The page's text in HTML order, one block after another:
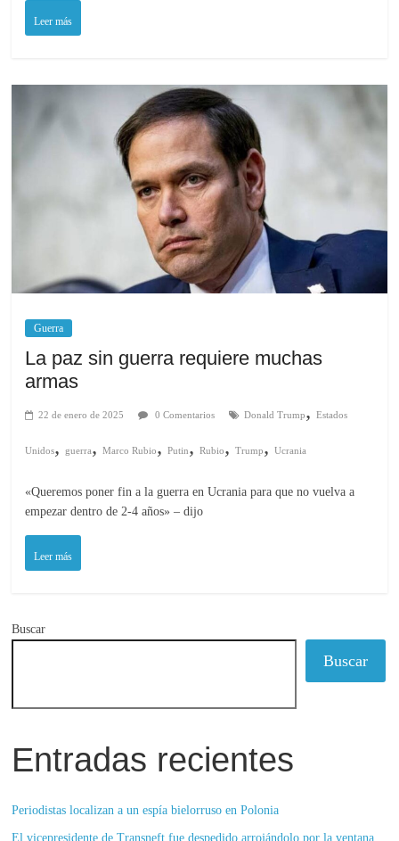
Leer más
Guerra
La paz sin guerra requiere muchas
armas
22 de enero de 2025 0 Comentarios Donald Trump,Estados
Unidos,guerra,Marco Rubio,Putin,Rubio,Trump,Ucrania
«Queremos poner fin a la guerra en Ucrania para que no vuelva a
empezar dentro de 2-4 años» – dijo
Leer más
Buscar
Buscar
Entradas recientes
Periodistas localizan a un espía bielorruso en Polonia
El vicepresidente de Transneft fue despedido arrojándolo por la ventana